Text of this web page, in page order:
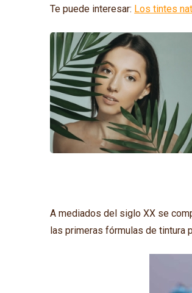
Te puede interesar: Los tintes
A mediados del siglo XX se
las primeras fórmulas de tintura